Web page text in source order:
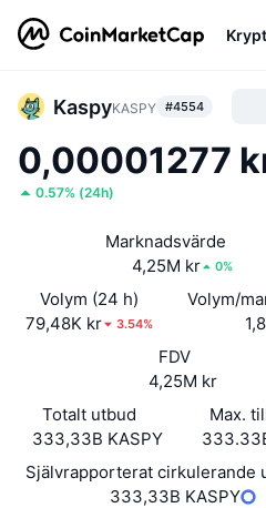
KaspyKASPY #4554
0,00001277
0.57% (24h)
Marknadsvärde
4,25M kr
0%
Volym (24 h)
79,48K kr
3.54%
Volym/
FDV
4,25M kr
Totalt utbud
333,33B KASPY
Max.
Självrapporterat cirkulerande
333,33B KASPY